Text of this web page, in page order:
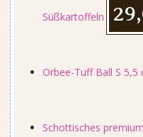
Süßkartoffeln
Orbee-Tuff Ball S 5,5
Schottisches